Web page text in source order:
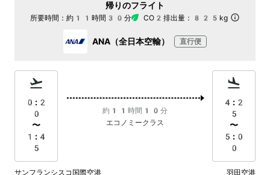
帰りのフライト
所要時間： 約11時間30分 CO2排出量： 825kg
ANA（全日本空輸） 直行便
0:2
0
〜
1:4
5
約11時間10分
エコノミークラス
4:2
5
〜
5:0
0
サンフランシスコ国際空港 羽田空港